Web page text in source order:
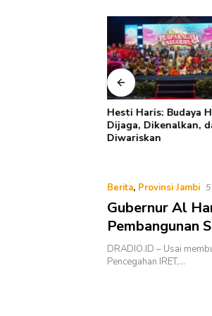
Hesti Haris: Budaya
Dijaga, Dikenalkan,
Diwariskan
Berita, Provinsi Jambi
Gubernur Al
Pembangunan
Pembangunan
DRADIO.ID – Usai
Pencegahan IRET,…